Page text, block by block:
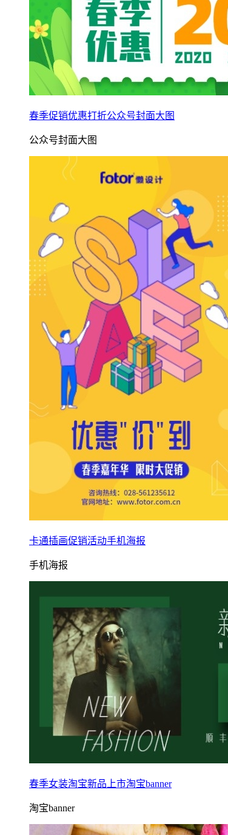
春季促销优惠打折公众号封面大图
公众号封面大图
卡通插画促销活动手机海报
手机海报
春季女装淘宝新品上市淘宝banner
淘宝banner